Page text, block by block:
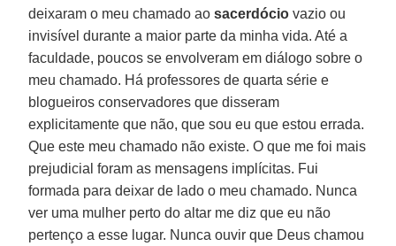
deixaram o meu chamado aosacerdócio vazio ou
invisível durante a maior parte da minha vida. Até a
faculdade, poucos se envolveram em diálogo sobre o
meu chamado. Há professores de quarta série e
blogueiros conservadores que disseram
explicitamente que não, que sou eu que estou errada.
Que este meu chamado não existe. O que me foi mais
prejudicial foram as mensagens implícitas. Fui
formada para deixar de lado o meu chamado. Nunca
ver uma mulher perto do altar me diz que eu não
pertenço a esse lugar. Nunca ouvir que Deus chamou